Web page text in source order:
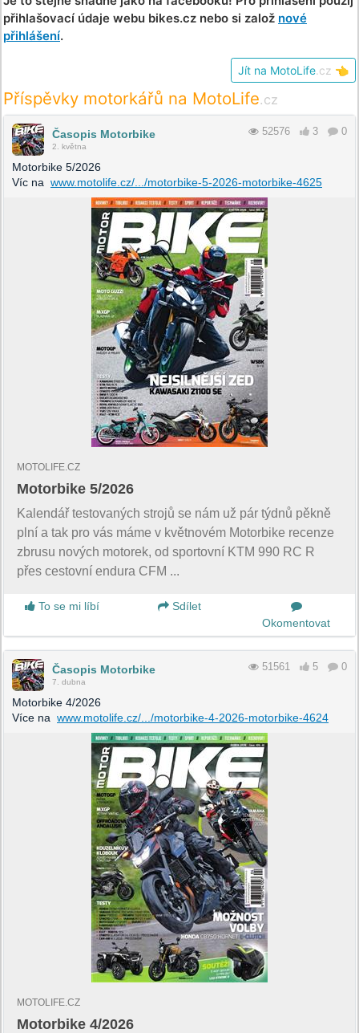
přihlašovací údaje webu bikes.cz nebo si založ nové
přihlášení.
Jít na MotoLife .cz 👈
Příspěvky motorkářů na MotoLife.cz
Časopis Motorbike
2. května
52576 3 0
Motorbike 5/2026
Víc na www.motolife.cz/.../motorbike-5-2026-motorbike-4625
MOTOLIFE.CZ
Motorbike 5/2026
Kalendář testovaných strojů se nám už pár týdnů pěkně
plní a tak pro vás máme v květnovém Motorbike recenze
zbrusu nových motorek, od sportovní KTM 990 RC R
přes cestovní endura CFM ...
To se mi líbí
Sdílet
Okomentovat
Časopis Motorbike
7. dubna
51561 5 0
Motorbike 4/2026
Více na www.motolife.cz/.../motorbike-4-2026-motorbike-4624
MOTOLIFE.CZ
Motorbike 4/2026